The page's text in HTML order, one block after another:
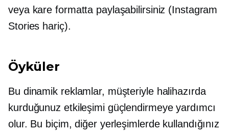
veya kare formatta paylaşabilirsiniz (Instagram
Stories hariç).
Öyküler
Bu dinamik reklamlar, müşteriyle halihazırda
kurduğunuz etkileşimi güçlendirmeye yardımcı
olur. Bu biçim, diğer yerleşimlerde kullandığınız